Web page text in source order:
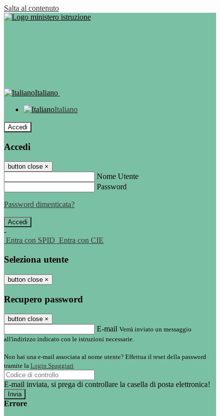
Salta al contenuto
Italiano
Italiano
Accedi
Accedi
button close ×
Nome Utente
Password
Password dimenticata?
-
Entra con SPID Entra con CIE
Seleziona utente
button close ×
Recupero password
button close ×
E-mail Verrà inviato un messaggio
all'indirizzo indicato con le istruzioni necessarie.
Non hai una e-mail associata al nome utente? Effettua il reset della password
tramite la Login Spaggiari
E-mail inviata, si prega di controllare la casella di posta elettronica!
Errore